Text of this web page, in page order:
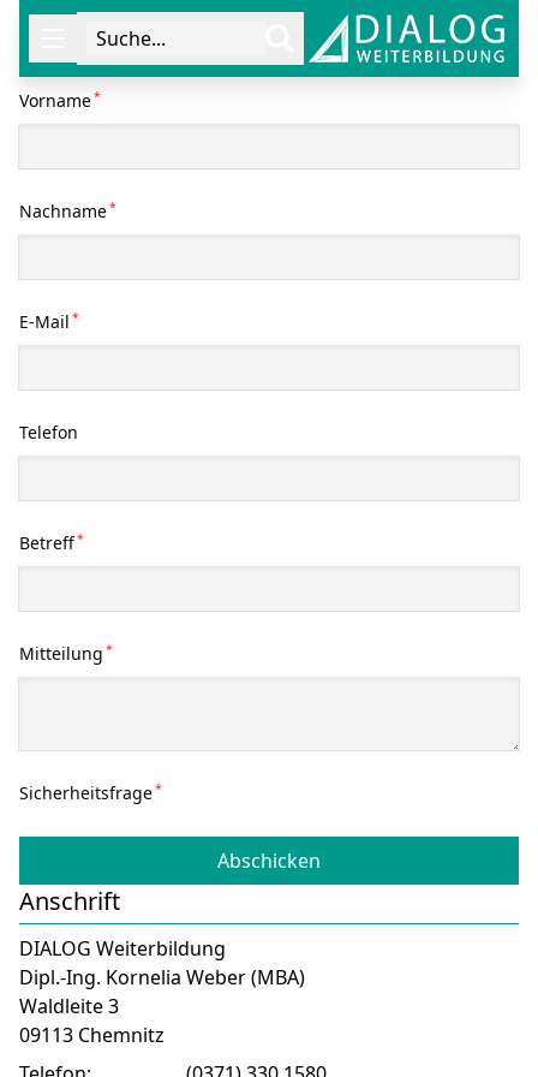
Öffne Navigation
Suche...
Vorname*
Nachname*
E-Mail *
Telefon
Betreff*
Mitteilung *
Sicherheitsfrage*
Abschicken
Anschrift
DIALOG Weiterbildung
Dipl.-Ing. Kornelia Weber (MBA)
Waldleite 3
09113 Chemnitz